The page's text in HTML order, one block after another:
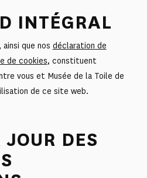
INTÉGRAL
que nos déclaration de
de cookies, constituent
vous et Musée de la Toile de
de ce site web.
DES